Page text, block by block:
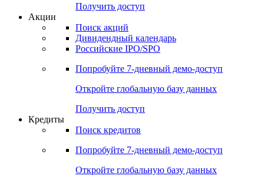
Получить доступ
Акции
Поиск акций
Дивидендный календарь
Российские IPO/SPO
Попробуйте 7-дневный демо-доступ
Откройте глобальную базу данных
Получить доступ
Кредиты
Поиск кредитов
Попробуйте 7-дневный демо-доступ
Откройте глобальную базу данных